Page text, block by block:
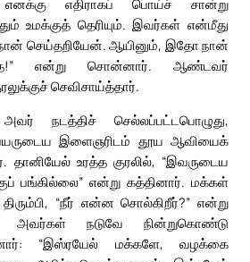
எதிராகப் பொய்ச் சான்று
உமக்குத் தெரியும். இவர்கள் என்மீது
நான் செய்தறியேன். ஆயினும், இதோ நான்
என்று சொன்னார். ஆண்டவர்
செவிசாய்த்தார்.
அவர் நடத்திச் செல்லப்பட்டபொழுது,
இளைஞரிடம் தூய ஆவியைக்
தானியேல் உரத்த குரலில், “இவருடைய
பங்கில்லை” என்று கத்தினார். மக்கள்
“நீர் என்ன சொல்கிறீர்?” என்று
நடுவே நின்றுகொண்டு
“இஸ்ரயேல் மக்களே, வழக்கை